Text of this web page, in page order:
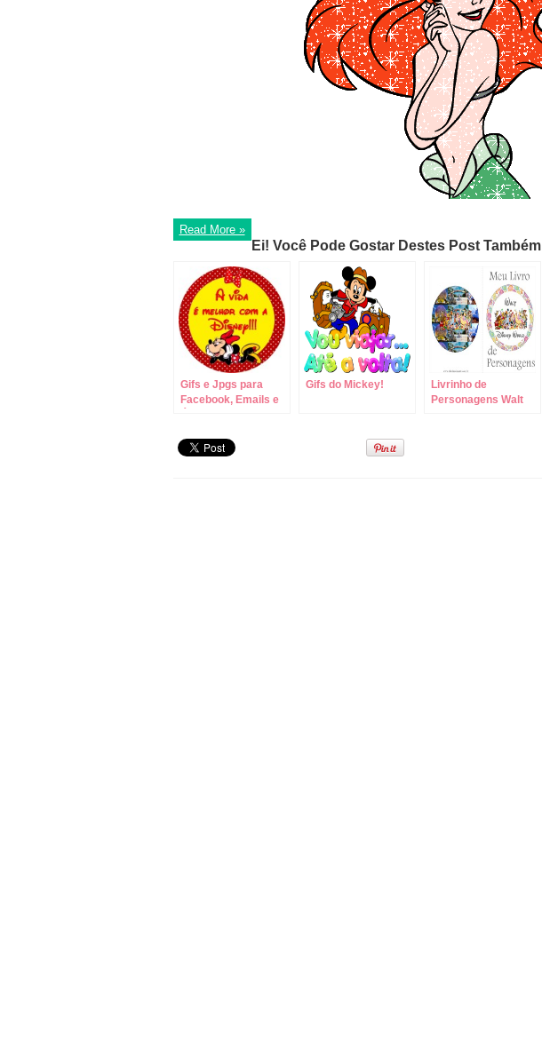
Read More »
Ei! Você Pode Gostar Destes Post
Gifs e Jpgs para
Facebook, Emails e
Gifs do Mickey!
Livrinho de
Personagens Walt